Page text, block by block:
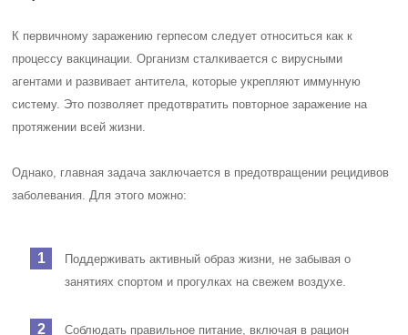
К первичному заражению герпесом следует относиться как к
процессу вакцинации. Организм сталкивается с вирусными
агентами и развивает антитела, которые укрепляют иммунную
систему. Это позволяет предотвратить повторное заражение на
протяжении всей жизни.
Однако, главная задача заключается в предотвращении рецидивов
заболевания. Для этого можно:
Поддерживать активный образ жизни, не забывая о
занятиях спортом и прогулках на свежем воздухе.
Соблюдать правильное питание, включая в рацион